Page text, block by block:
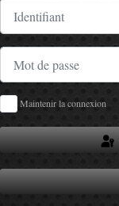
Identifiant
Mot de passe
Maintenir la connexion